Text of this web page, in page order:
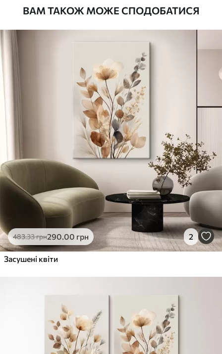
Від290.00грн
✓
✓
Безпечне чорнило без запаху
Поверхня з текстурою полотна
Екологічний матеріал
Яскраві, насичені кольори
✓Стійкість до вицвітання
Безпечне чорнило без запаху
✓Поверхня з текстурою полотна
Екологічний матеріал
Еко-Преміум
.00грн
✓Яскраві, насичені кольори
Поверхня з текстурою полотна
Екологічний матеріал
ВАМ ТАКОЖ МОЖЕ СПОДОБАТИСЯ
483.33грн290.00 грн 2
Засушені квіти